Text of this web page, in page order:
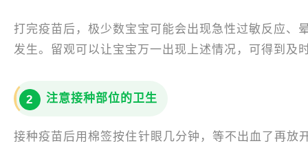
打完疫苗后，极少数宝宝可能会出现急性过敏反应、
发生。留观可以让宝宝万一出现上述情况，可得到及
2 注意接种部位的卫生
接种疫苗后用棉签按住针眼几分钟，等不出血了再放